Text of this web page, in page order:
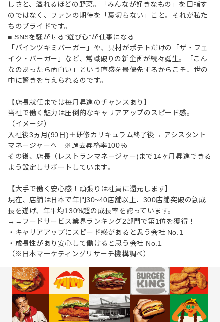
しさと、溢れるほどの野菜。「みんなが好きなもの」を目指す
のではなく、ファンの期待を「裏切らない」こと。それが私た
ちのプライドです。
■ SNSを騒がせる“遊び心”が仕事になる
「パインツキミバーガー」や、具材がポテトだけの「ザ・フェ
イク・バーガー」など、常識破りの新企画が続々誕生。「こん
なのあったら面白い」という直感を最優先するからこそ、世の
中に驚きを与えられるのです。
【店長就任までは毎月昇進のチャンスあり】
当社で働く魅力は圧倒的なキャリアアップのスピード感。
（イメージ）
入社後3ヵ月(90日)＋研修カリキュラム終了後→ アシスタント
マネージャーへ ※過去昇格率100％
その後、店長（レストランマネージャー)まで14ヶ月昇進できる
よう設定しサポートしています。
【大手で働く安心感！頑張りは社員に還元します】
現在、店舗は日本で年間30~40店舗以上、300店舗突破の急成
⻑を遂げ、年平均130%超の成⻑率を誇っています。
→→フードサービス業界ランキング2部門で第1位を獲得！
・キャリアアップにスピード感があると思う会社 No.1
・成長性があり安心して働けると思う会社 No.1
（※日本マーケティングリサーチ機構調べ）